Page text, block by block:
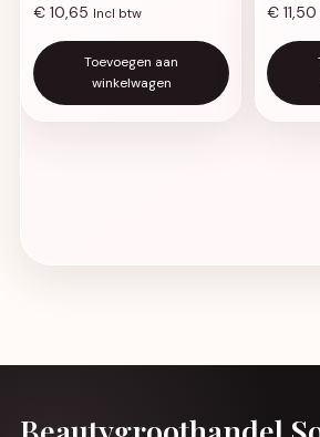
€ 10,65 Incl btw
Toevoegen aan
winkelwagen
€ 11,50